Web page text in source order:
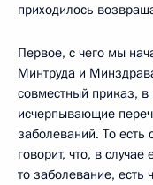
приходилось
Первое, с чего мы
Минтруда и
совместный приказ,
исчерпывающие
заболеваний. То есть
говорит, что, в
то заболевание, есть